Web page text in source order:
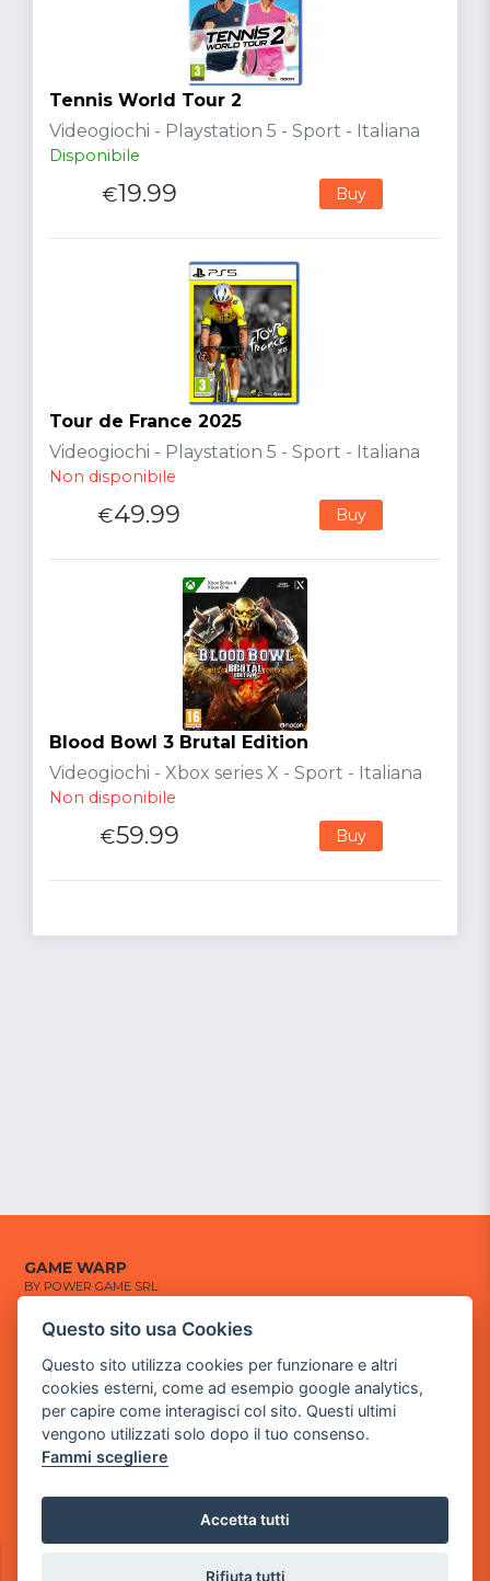
Tennis World Tour 2
Videogiochi - Playstation 5 - Sport - Italiana
Disponibile
€19.99 Buy
Tour de France 2025
Videogiochi - Playstation 5 - Sport - Italiana
Non disponibile
€49.99 Buy
Blood Bowl 3 Brutal Edition
Videogiochi - Xbox series X - Sport - Italiana
Non disponibile
€59.99 Buy
GAME WARP
BY POWER GAME SRL
Sede Legale
via Villaggio dei Platani, 3
- 25014 Castenedolo, Brescia
Sede Operativa
via Industriale, 2 - 25082 Botticino, BS
CONTATTI
info@powergame.it
Questo sito usa Cookies
Questo sito utilizza cookies per funzionare e altri
cookies esterni, come ad esempio google analytics,
per capire come interagisci col sito. Questi ultimi
vengono utilizzati solo dopo il tuo consenso.
Fammi scegliere
Accetta tutti
Rifiuta tutti